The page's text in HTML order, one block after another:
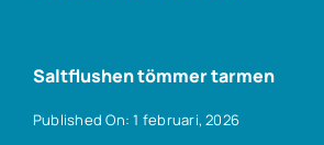
Saltflushen tömmer tarmen
Published On: 1 februari, 2026